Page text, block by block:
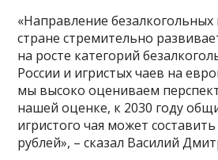
«Направление
стране стремительно
на росте категорий
России и игристых чаев на
мы высоко оцениваем
нашей оценке, к 2030 году
игристого чая может
рублей», – сказал Василий